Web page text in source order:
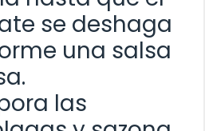
se deshaga
una salsa
las